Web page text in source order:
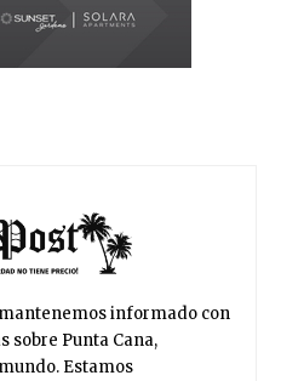
informado con
sobre Punta Cana,
Estamos